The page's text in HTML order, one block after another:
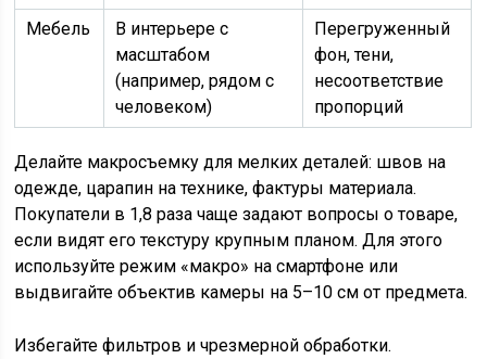
Мебель
В интерьере с
масштабом
(например, рядом с
человеком)
Перегруженный
фон, тени,
несоответствие
пропорций
Делайте макросъемку для мелких деталей: швов на
одежде, царапин на технике, фактуры материала.
Покупатели в 1,8 раза чаще задают вопросы о товаре,
если видят его текстуру крупным планом. Для этого
используйте режим «макро» на смартфоне или
выдвигайте объектив камеры на 5–10 см от предмета.
Избегайте фильтров и чрезмерной обработки.